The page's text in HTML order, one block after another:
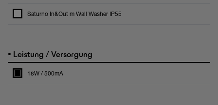
Saturno In&Out m Wall Washer IP55
• Leistung / Versorgung
18W / 500mA